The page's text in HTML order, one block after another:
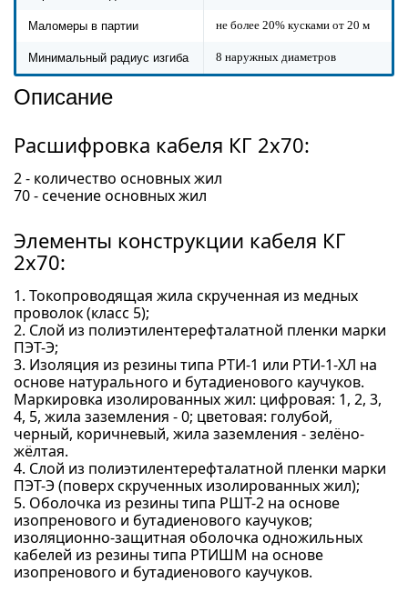
Маломеры в партии не более 20% кусками от 20 м
Минимальный радиус изгиба 8 наружных диаметров
Описание
Расшифровка кабеля КГ 2x70:
2 - количество основных жил
70 - сечение основных жил
Элементы конструкции кабеля КГ
2x70:
1. Токопроводящая жила скрученная из медных
проволок (класс 5);
2. Слой из полиэтилентерефталатной пленки марки
ПЭТ-Э;
3. Изоляция из резины типа РТИ-1 или РТИ-1-ХЛ на
основе натурального и бутадиенового каучуков.
Маркировка изолированных жил: цифровая: 1, 2, 3,
4, 5, жила заземления - 0; цветовая: голубой,
черный, коричневый, жила заземления - зелёно-
жёлтая.
4. Слой из полиэтилентерефталатной пленки марки
ПЭТ-Э (поверх скрученных изолированных жил);
5. Оболочка из резины типа РШТ-2 на основе
изопренового и бутадиенового каучуков;
изоляционно-защитная оболочка одножильных
кабелей из резины типа РТИШМ на основе
изопренового и бутадиенового каучуков.